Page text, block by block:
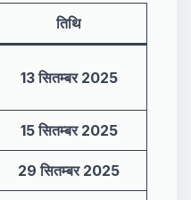
तिथि
13 सितम्बर 2025
15 सितम्बर 2025
29 सितम्बर 2025